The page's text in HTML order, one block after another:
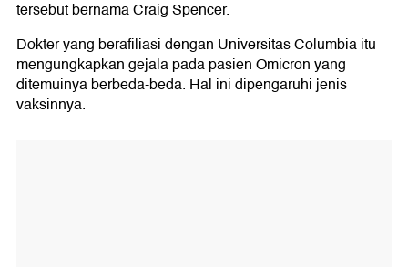
tersebut bernama Craig Spencer.
Dokter yang berafiliasi dengan Universitas Columbia itu
mengungkapkan gejala pada pasien Omicron yang
ditemuinya berbeda-beda. Hal ini dipengaruhi jenis
vaksinnya.